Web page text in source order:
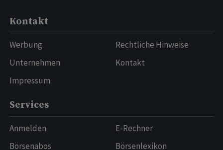
Kontakt
Werbung
Unternehmen
Impressum
Rechtliche Hinweise
Kontakt
Services
Anmelden
Börsenabos
E-Rechner
Börsenlexikon